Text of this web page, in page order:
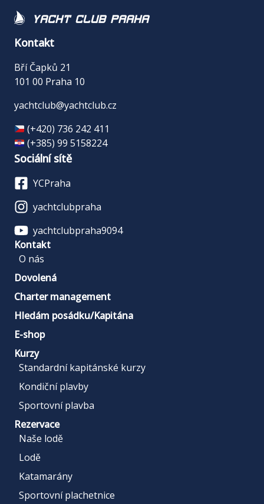
Yacht Club Praha
Kontakt
Bří Čapků 21
101 00 Praha 10
yachtclub@yachtclub.cz
(+420) 736 242 411
(+385) 99 5158224
Sociální sítě
YCPraha
yachtclubpraha
yachtclubpraha9094
Kontakt
O nás
Dovolená
Charter management
Hledám posádku/Kapitána
E-shop
Kurzy
Standardní kapitánské kurzy
Kondiční plavby
Sportovní plavba
Rezervace
Naše lodě
Lodě
Katamarány
Sportovní plachetnice